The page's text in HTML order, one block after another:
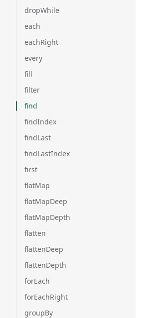
dropWhile
each
eachRight
every
fill
filter
find
findIndex
findLast
findLastIndex
first
flatMap
flatMapDeep
flatMapDepth
flatten
flattenDeep
flattenDepth
forEach
forEachRight
groupBy